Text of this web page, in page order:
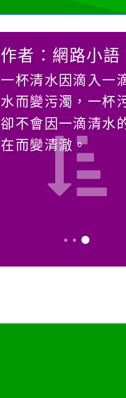
作者：網路小語
一杯清水因滴入一
水而變污濁，一杯
卻不會因一滴清水
在而變清澈。